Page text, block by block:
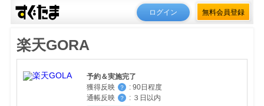
ログイン 無料会員登録
楽天GORA
予約＆実施完了
獲得反映
？ : 90日程度
通帳反映
？ : ３日以内